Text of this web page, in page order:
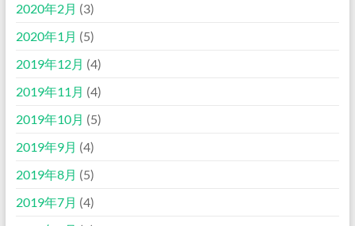
2020年2月 (3)
2020年1月 (5)
2019年12月 (4)
2019年11月 (4)
2019年10月 (5)
2019年9月 (4)
2019年8月 (5)
2019年7月 (4)